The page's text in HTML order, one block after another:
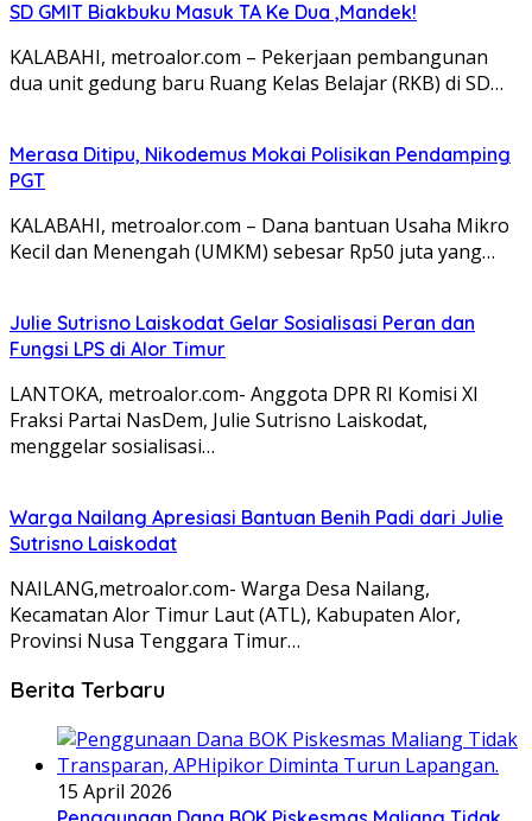
SD GMIT Biakbuku Masuk TA Ke Dua ,Mandek!
KALABAHI, metroalor.com – Pekerjaan pembangunan
dua unit gedung baru Ruang Kelas Belajar (RKB) di SD…
Merasa Ditipu, Nikodemus Mokai Polisikan Pendamping
PGT
KALABAHI, metroalor.com – Dana bantuan Usaha Mikro
Kecil dan Menengah (UMKM) sebesar Rp50 juta yang…
Julie Sutrisno Laiskodat Gelar Sosialisasi Peran dan
Fungsi LPS di Alor Timur
LANTOKA, metroalor.com- Anggota DPR RI Komisi XI
Fraksi Partai NasDem, Julie Sutrisno Laiskodat,
menggelar sosialisasi…
Warga Nailang Apresiasi Bantuan Benih Padi dari Julie
Sutrisno Laiskodat
NAILANG,metroalor.com- Warga Desa Nailang,
Kecamatan Alor Timur Laut (ATL), Kabupaten Alor,
Provinsi Nusa Tenggara Timur…
Berita Terbaru
15 April 2026